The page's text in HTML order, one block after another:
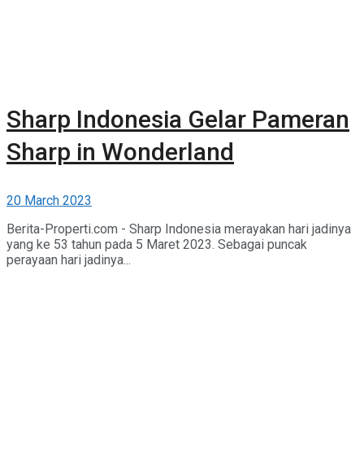
Sharp Indonesia Gelar Pameran
Sharp in Wonderland
20 March 2023
Berita-Properti.com - Sharp Indonesia merayakan hari jadinya
yang ke 53 tahun pada 5 Maret 2023. Sebagai puncak
perayaan hari jadinya...